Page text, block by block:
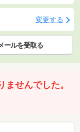
変更する
ールを受取る
せんでした。